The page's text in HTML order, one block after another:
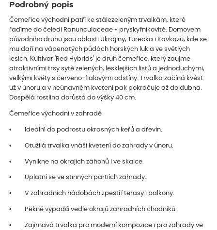
Podrobný popis
Čemeřice východní patří ke stálezeleným trvalkám, které
řadíme do čeledi Ranunculaceae - pryskyřníkovité. Domovem
původního druhu jsou oblasti Ukrajiny, Turecka i Kavkazu, kde se
mu daří na vápenatých půdách horských luk a ve světlých
lesích. Kultivar 'Red Hybrids' je druh čemeřice, který zaujme
atraktivními trsy sytě zelených, lesklejších listů a jednoduchými,
velkými květy s červeno-fialovými odstíny. Trvalka začíná kvést
už v únoru a v neúnavném kvetení pak pokračuje až do dubna.
Dospělá rostlina dorůstá do výšky 40 cm.
Čemeřice východní v zahradě
• Ideální do podrostu okrasných keřů a dřevin.
• Otužilá trvalka vnáší kvetení do zahrady v únoru.
• Vynikne na okrajích záhonů i ve skalce.
• Uplatní se ve stinných partiích zahrady.
• V zahradních nádobách zpestří terasy i balkony.
• Pěkně vypadá vedle okrajů zahradních chodníků.
• Zajímavá trvalka pro moderní kompozice i pro zahrady ve